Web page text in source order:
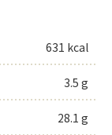
631 kcal
3.5 g
28.1 g